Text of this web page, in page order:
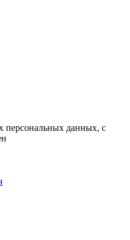
персональных данных, с